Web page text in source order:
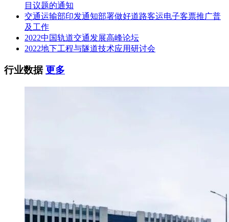
目议题的通知
交通运输部印发通知部署做好道路客运电子客票推广普
及工作
2022中国轨道交通发展高峰论坛
2022地下工程与隧道技术应用研讨会
行业数据更多